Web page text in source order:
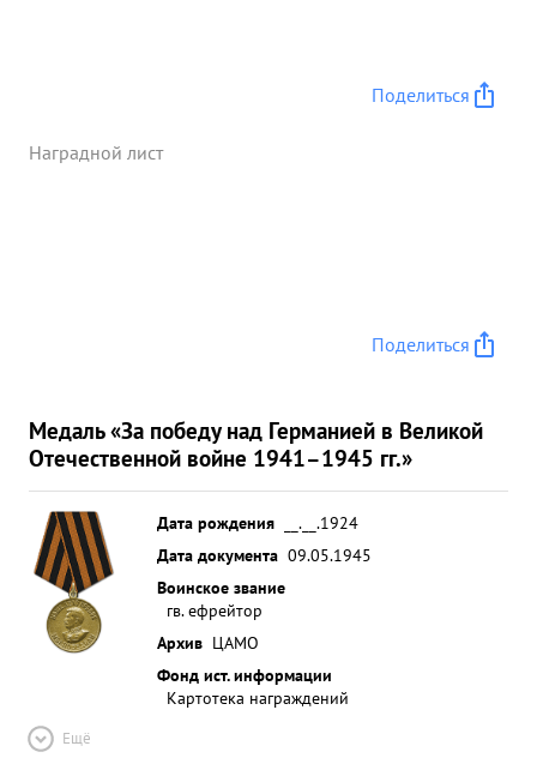
Поделиться
Наградной лист
Поделиться
Медаль «За победу над Германией в Великой
Отечественной войне 1941–1945 гг.»
Дата рождения
__.__.1924
Дата документа 09.05.1945
Воинское звание
гв. ефрейтор
Архив ЦАМО
Фонд ист. информации
Картотека награждений
Ещё